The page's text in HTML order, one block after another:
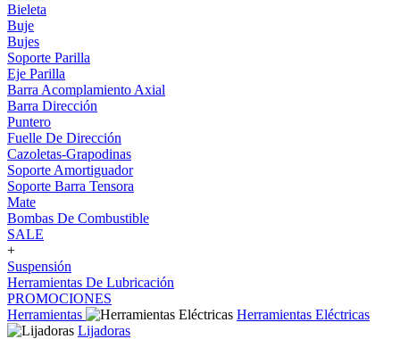
Bieleta
Buje
Bujes
Soporte Parilla
Eje Parilla
Barra Acomplamiento Axial
Barra Dirección
Puntero
Fuelle De Dirección
Cazoletas-Grapodinas
Soporte Amortiguador
Soporte Barra Tensora
Mate
Bombas De Combustible
SALE
+
Suspensión
Herramientas De Lubricación
PROMOCIONES
Herramientas
Herramientas Eléctricas
Lijadoras